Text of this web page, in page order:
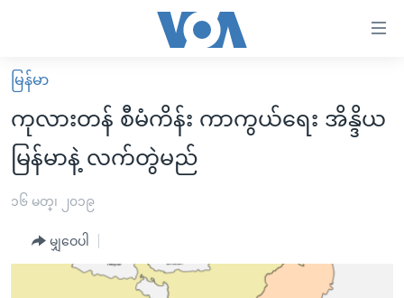
လွယ်ကူ
စေ
သည့်
Link
များ
အကြောင်းအရာ
မူလစာမျက်နှာ
မြန်မာ
ကမ္ဘာ့သတင်းများ
အစ္စရေး-ပါလက်စတိုင်း
ဗွီဒီယို
ရပ်ဝန်းတခု လမ်းတခု အလွန်
အင်္ဂလိပ်စာလေ့လာမယ်
မြန်မာ
ကုလားတန် စီမံကိန်း ကာကွယ်ရေး အိန္ဒိယ
မြန်မာနဲ့ လက်တွဲမည်
၁၆ မတ္၊ ၂၀၁၉
မျှဝေပါ